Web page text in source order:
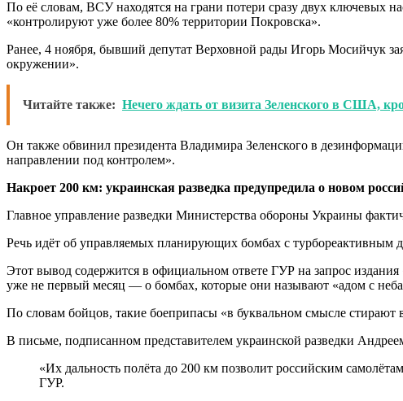
По её словам, ВСУ находятся на грани потери сразу двух ключевых
«контролируют уже более 80% территории Покровска».
Ранее, 4 ноября, бывший депутат Верховной рады Игорь Мосийчук
окружении».
Читайте также: Нечего ждать от визита Зеленского в США,
Он также обвинил президента Владимира Зеленского в
направлении под контролем».
Накроет 200 км: украинская разведка предупредила о новом
Главное управление разведки Министерства обороны Украины
Речь идёт об управляемых планирующих бомбах с турбореактивным
Этот вывод содержится в официальном ответе ГУР на запрос
уже не первый месяц — о бомбах, которые они называют «адом с
По словам бойцов, такие боеприпасы «в буквальном смысле
В письме, подписанном представителем украинской разведки
«Их дальность полёта до 200 км позволит российским
ГУР.